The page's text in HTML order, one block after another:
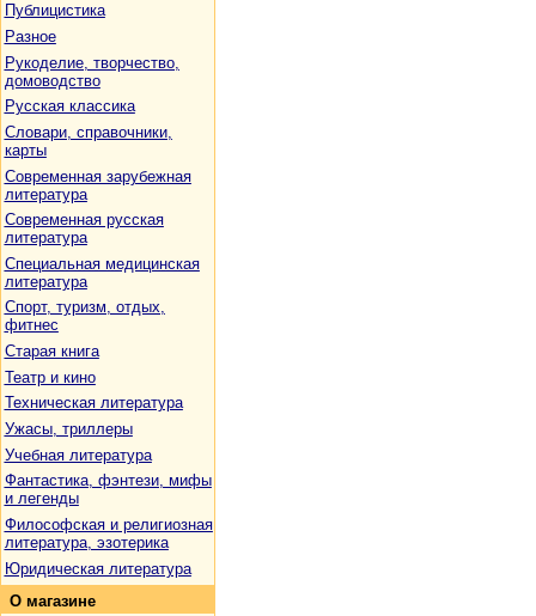
Публицистика
Разное
Рукоделие, творчество,
домоводство
Русская классика
Словари, справочники,
карты
Современная зарубежная
литература
Современная русская
литература
Специальная медицинская
литература
Спорт, туризм, отдых,
фитнес
Старая книга
Театр и кино
Техническая литература
Ужасы, триллеры
Учебная литература
Фантастика, фэнтези, мифы
и легенды
Философская и религиозная
литература, эзотерика
Юридическая литература
О магазине